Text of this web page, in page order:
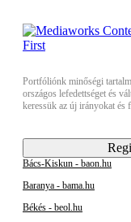
Portfóliónk minőségi
országos lefedettséget és
keressük az új irányokat és
Bács-Kiskun - baon.hu
Baranya - bama.hu
Békés - beol.hu